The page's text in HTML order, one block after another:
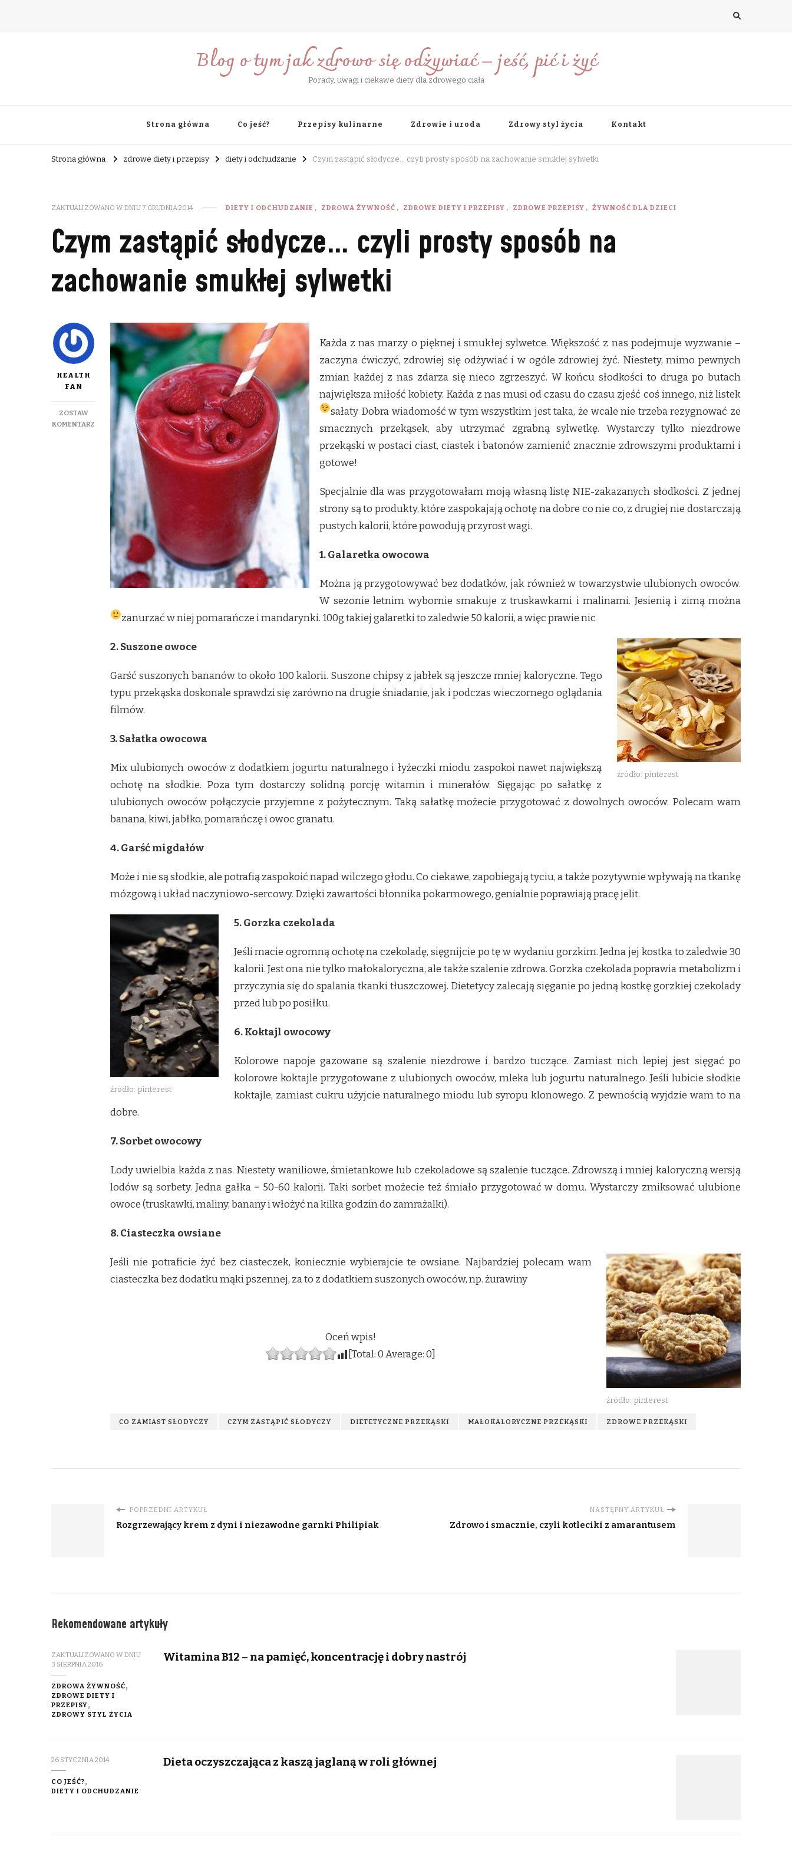
Blog o tym jak zdrowo się odżywiać – jeść, pić i żyć
Porady, uwagi i ciekawe diety dla zdrowego ciała
Strona główna Co jeść? Przepisy kulinarne Zdrowie i uroda Zdrowy styl życia Kontakt
Strona główna zdrowe diety i przepisy diety i odchudzanie Czym zastąpić słodycze… czyli prosty sposób na zachowanie smukłej sylwetki
ZAKTUALIZOWANO W DNIU 7 GRUDNIA 2014 DIETY I ODCHUDZANIE ZDROWA ŻYWNOŚĆ ZDROWE DIETY I PRZEPISY ZDROWE PRZEPISY ŻYWNOŚĆ DLA DZIECI
Czym zastąpić słodycze… czyli prosty sposób na
zachowanie smukłej sylwetki
HEALTH
FAN
ZOSTAW
KOMENTARZ
SŁODYCZE…
PROSTY
SPOSÓB
ZACHOWANIE
SMUKŁEJ
SYLWETKI
Każda z nas marzy o pięknej i smukłej sylwetce. Większość z nas podejmuje wyzwanie –
zaczyna ćwiczyć, zdrowiej się odżywiać i w ogóle zdrowiej żyć. Niestety, mimo pewnych
zmian każdej z nas zdarza się nieco zgrzeszyć. W końcu słodkości to druga po butach
największa miłość kobiety. Każda z nas musi od czasu do czasu zjeść coś innego, niż listek
sałaty Dobra wiadomość w tym wszystkim jest taka, że wcale nie trzeba rezygnować ze
smacznych przekąsek, aby utrzymać zgrabną sylwetkę. Wystarczy tylko niezdrowe
przekąski w postaci ciast, ciastek i batonów zamienić znacznie zdrowszymi produktami i
gotowe!
Specjalnie dla was przygotowałam moją własną listę NIE-zakazanych słodkości. Z jednej
strony są to produkty, które zaspokajają ochotę na dobre co nie co, z drugiej nie dostarczają
pustych kalorii, które powodują przyrost wagi.
1. Galaretka owocowa
Można ją przygotowywać bez dodatków, jak również w towarzystwie ulubionych owoców.
W sezonie letnim wybornie smakuje z truskawkami i malinami. Jesienią i zimą można
zanurzać w niej pomarańcze i mandarynki. 100g takiej galaretki to zaledwie 50 kalorii, a więc prawie nic
źródło: pinterest
2. Suszone owoce
Garść suszonych bananów to około 100 kalorii. Suszone chipsy z jabłek są jeszcze mniej kaloryczne. Tego
typu przekąska doskonale sprawdzi się zarówno na drugie śniadanie, jak i podczas wieczornego oglądania
filmów.
3. Sałatka owocowa
Mix ulubionych owoców z dodatkiem jogurtu naturalnego i łyżeczki miodu zaspokoi nawet największą
ochotę na słodkie. Poza tym dostarczy solidną porcję witamin i minerałów. Sięgając po sałatkę z
ulubionych owoców połączycie przyjemne z pożytecznym. Taką sałatkę możecie przygotować z dowolnych owoców. Polecam wam
banana, kiwi, jabłko, pomarańczę i owoc granatu.
4. Garść migdałów
Może i nie są słodkie, ale potrafią zaspokoić napad wilczego głodu. Co ciekawe, zapobiegają tyciu, a także pozytywnie wpływają na tkankę
mózgową i układ naczyniowo-sercowy. Dzięki zawartości błonnika pokarmowego, genialnie poprawiają pracę jelit.
źródło: pinterest
5. Gorzka czekolada
Jeśli macie ogromną ochotę na czekoladę, sięgnijcie po tę w wydaniu gorzkim. Jedna jej kostka to zaledwie 30
kalorii. Jest ona nie tylko małokaloryczna, ale także szalenie zdrowa. Gorzka czekolada poprawia metabolizm i
przyczynia się do spalania tkanki tłuszczowej. Dietetycy zalecają sięganie po jedną kostkę gorzkiej czekolady
przed lub po posiłku.
6. Koktajl owocowy
Kolorowe napoje gazowane są szalenie niezdrowe i bardzo tuczące. Zamiast nich lepiej jest sięgać po
kolorowe koktajle przygotowane z ulubionych owoców, mleka lub jogurtu naturalnego. Jeśli lubicie słodkie
koktajle, zamiast cukru użyjcie naturalnego miodu lub syropu klonowego. Z pewnością wyjdzie wam to na
dobre.
7. Sorbet owocowy
Lody uwielbia każda z nas. Niestety waniliowe, śmietankowe lub czekoladowe są szalenie tuczące. Zdrowszą i mniej kaloryczną wersją
lodów są sorbety. Jedna gałka = 50-60 kalorii. Taki sorbet możecie też śmiało przygotować w domu. Wystarczy zmiksować ulubione
owoce (truskawki, maliny, banany i włożyć na kilka godzin do zamrażalki).
8. Ciasteczka owsiane
źródło: pinterest
Jeśli nie potraficie żyć bez ciasteczek, koniecznie wybierajcie te owsiane. Najbardziej polecam wam
ciasteczka bez dodatku mąki pszennej, za to z dodatkiem suszonych owoców, np. żurawiny
Oceń wpis!
[Total:0Average:0]
CO ZAMIAST SŁODYCZY CZYM ZASTĄPIĆ SŁODYCZY DIETETYCZNE PRZEKĄSKI MAŁOKALORYCZNE PRZEKĄSKI ZDROWE PRZEKĄSKI
POPRZEDNI ARTYKUŁ
Rozgrzewający krem z dyni i niezawodne garnki Philipiak
NASTĘPNY ARTYKUŁ
Zdrowo i smacznie, czyli kotleciki z amarantusem
Rekomendowane artykuły
ZAKTUALIZOWANO W DNIU
3 SIERPNIA 2016
ZDROWA ŻYWNOŚĆ
ZDROWE DIETY I
PRZEPISY
ZDROWY STYL ŻYCIA
Witamina B12 – na pamięć, koncentrację i dobry nastrój
26 STYCZNIA 2014
CO JEŚĆ?
DIETY I ODCHUDZANIE
Dieta oczyszczająca z kaszą jaglaną w roli głównej